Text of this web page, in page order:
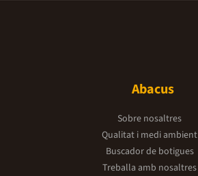
Abacus
Sobre nosaltres
Qualitat i medi ambient
Buscador de botigues
Treballa amb nosaltres